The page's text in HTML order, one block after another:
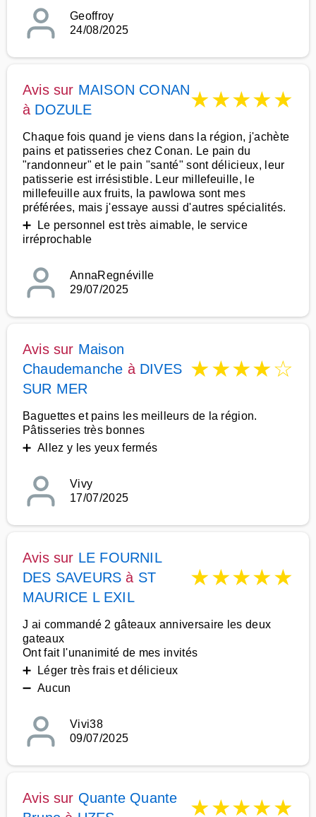
Geoffroy
24/08/2025
Avis sur MAISON CONAN
à DOZULE ★★★★★
Chaque fois quand je viens dans la région, j'achète
pains et patisseries chez Conan. Le pain du
"randonneur" et le pain "santé" sont délicieux, leur
patisserie est irrésistible. Leur millefeuille, le
millefeuille aux fruits, la pawlowa sont mes
préférées, mais j'essaye aussi d'autres spécialités.
➕ Le personnel est très aimable, le service
irréprochable
AnnaRegnéville
29/07/2025
Avis sur Maison
Chaudemanche à DIVES
SUR MER
★★★★☆
Baguettes et pains les meilleurs de la région.
Pâtisseries très bonnes
➕ Allez y les yeux fermés
Vivy
17/07/2025
Avis sur LE FOURNIL
DES SAVEURS à ST
MAURICE L EXIL
★★★★★
J ai commandé 2 gâteaux anniversaire les deux
gateaux
Ont fait l'unanimité de mes invités
➕ Léger très frais et délicieux
➖ Aucun
Vivi38
09/07/2025
Avis sur Quante Quante
★★★★★